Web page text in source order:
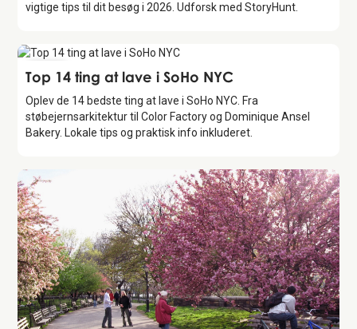
vigtige tips til dit besøg i 2026. Udforsk med StoryHunt.
Guide
Top 14 ting at lave i SoHo NYC
Oplev de 14 bedste ting at lave i SoHo NYC. Fra
støbejernsarkitektur til Color Factory og Dominique Ansel
Bakery. Lokale tips og praktisk info inkluderet.